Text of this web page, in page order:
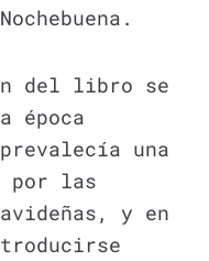
del libro se
época
una
por las
y en